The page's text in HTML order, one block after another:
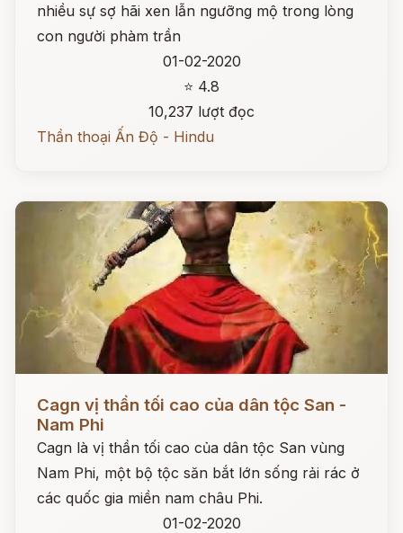
nhiều sự sợ hãi xen lẫn ngưỡng mộ trong lòng
con người phàm trần
01-02-2020
⭐ 4.8
10,237 lượt đọc
Thần thoại Ấn Độ - Hindu
Cagn vị thần tối cao của dân tộc San -
Nam Phi
Cagn là vị thần tối cao của dân tộc San vùng
Nam Phi, một bộ tộc săn bắt lớn sống rải rác ở
các quốc gia miền nam châu Phi.
01-02-2020